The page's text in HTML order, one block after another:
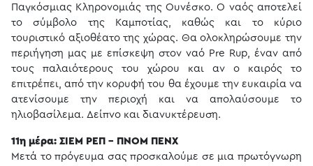
Παγκόσμιας Κληρονομιάς της Ουνέσκο. Ο ναός αποτελεί
το σύμβολο της Καμποτίας, καθώς και το κύριο
τουριστικό αξιοθέατο της χώρας. Θα ολοκληρώσουμε την
περιήγηση μας με επίσκεψη στον ναό Pre Rup, έναν από
τους παλαιότερους του χώρου και αν ο καιρός το
επιτρέπει, από την κορυφή του θα έχουμε την ευκαιρία να
ατενίσουμε την περιοχή και να απολαύσουμε το
ηλιοβασίλεμα. Δείπνο και διανυκτέρευση.
11η μέρα: ΣΙΕΜ ΡΕΠ - ΠΝΟΜ ΠΕΝΧ
Μετά το πρόγευμα σας προσκαλούμε σε μια πρωτόγνωρη